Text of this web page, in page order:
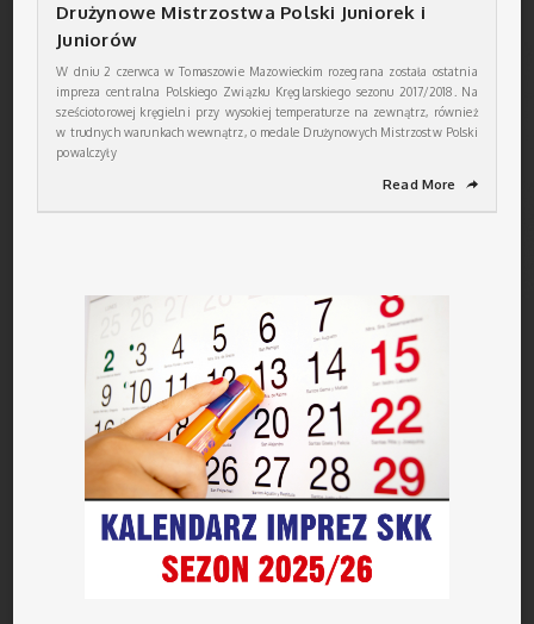
Drużynowe Mistrzostwa Polski Juniorek i
Juniorów
W dniu 2 czerwca w Tomaszowie Mazowieckim rozegrana została ostatnia
impreza centralna Polskiego Związku Kręglarskiego sezonu 2017/2018. Na
sześciotorowej kręgielni przy wysokiej temperaturze na zewnątrz, również
w trudnych warunkach wewnątrz, o medale Drużynowych Mistrzostw Polski
powalczyły
Read More ➦